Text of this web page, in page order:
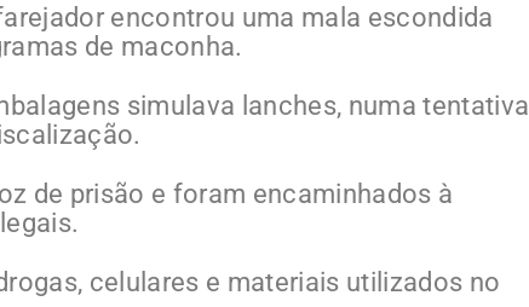
encontrou uma mala escondida
de maconha.
simulava lanches, numa tentativa
de prisão e foram encaminhados à
celulares e materiais utilizados no